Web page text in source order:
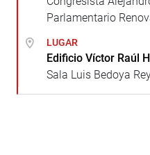
Parlamentario
LUGAR
Edificio Víctor Raúl
Sala Luis Bedoya